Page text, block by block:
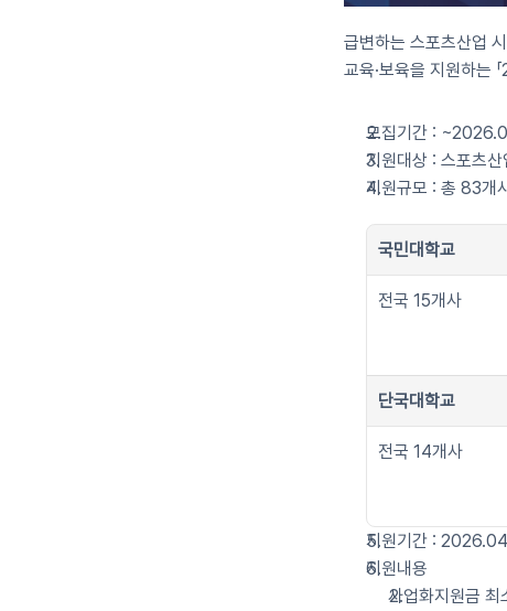
급변하는 스포츠산업
교육·보육을 지원하는
모집기간 :
지원대상 : 스포츠
지원규모 : 총 83개
국민대학교
전국 15개사
단국대학교
전국 14개사
지원기간 :
지원내용
사업화지원금